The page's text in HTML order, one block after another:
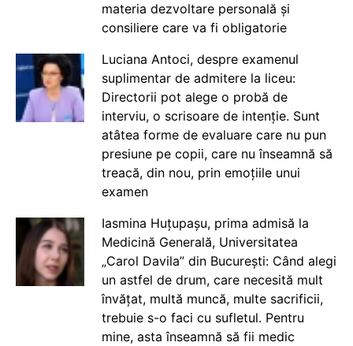
materia dezvoltare personală și
consiliere care va fi obligatorie
Luciana Antoci, despre examenul
suplimentar de admitere la liceu:
Directorii pot alege o probă de
interviu, o scrisoare de intenție. Sunt
atâtea forme de evaluare care nu pun
presiune pe copii, care nu înseamnă să
treacă, din nou, prin emoțiile unui
examen
Iasmina Huțupașu, prima admisă la
Medicină Generală, Universitatea
„Carol Davila” din București: Când alegi
un astfel de drum, care necesită mult
învățat, multă muncă, multe sacrificii,
trebuie s-o faci cu sufletul. Pentru
mine, asta înseamnă să fii medic